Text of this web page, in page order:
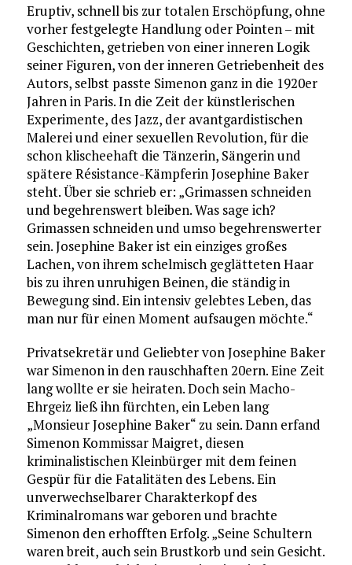
Eruptiv, schnell bis zur totalen Erschöpfung, ohne
vorher festgelegte Handlung oder Pointen – mit
Geschichten, getrieben von einer inneren Logik
seiner Figuren, von der inneren Getriebenheit des
Autors, selbst passte Simenon ganz in die 1920er
Jahren in Paris. In die Zeit der künstlerischen
Experimente, des Jazz, der avantgardistischen
Malerei und einer sexuellen Revolution, für die
schon klischeehaft die Tänzerin, Sängerin und
spätere Résistance-Kämpferin Josephine Baker
steht. Über sie schrieb er: „Grimassen schneiden
und begehrenswert bleiben. Was sage ich?
Grimassen schneiden und umso begehrenswerter
sein. Josephine Baker ist ein einziges großes
Lachen, von ihrem schelmisch geglätteten Haar
bis zu ihren unruhigen Beinen, die ständig in
Bewegung sind. Ein intensiv gelebtes Leben, das
man nur für einen Moment aufsaugen möchte.“
Privatsekretär und Geliebter von Josephine Baker
war Simenon in den rauschhaften 20ern. Eine Zeit
lang wollte er sie heiraten. Doch sein Macho-
Ehrgeiz ließ ihn fürchten, ein Leben lang
„Monsieur Josephine Baker“ zu sein. Dann erfand
Simenon Kommissar Maigret, diesen
kriminalistischen Kleinbürger mit dem feinen
Gespür für die Fatalitäten des Lebens. Ein
unverwechselbarer Charakterkopf des
Kriminalromans war geboren und brachte
Simenon den erhofften Erfolg. „Seine Schultern
waren breit, auch sein Brustkorb und sein Gesicht.